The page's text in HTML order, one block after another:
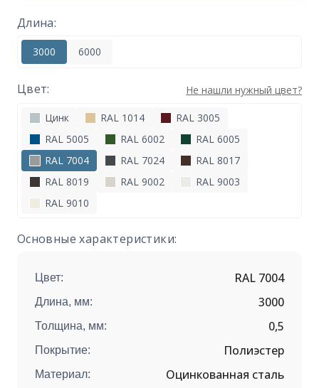
Длина:
3000 6000
Цвет: Не нашли нужный цвет?
Цинк RAL 1014
RAL 3005
RAL 5005
RAL 6002
RAL 6005
RAL 7004
RAL 7024
RAL 8017
RAL 8019
RAL 9002
RAL 9003
RAL 9010
Основные характеристики:
Цвет: RAL 7004
Длина, мм: 3000
Толщина, мм: 0,5
Покрытие: Полиэстер
Материал: Оцинкованная сталь